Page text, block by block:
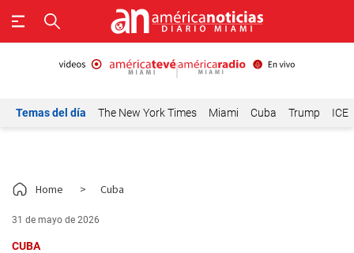
Temas del día The New York Times Miami Cuba Trump ICE
Home > Cuba
31 de mayo de 2026
CUBA